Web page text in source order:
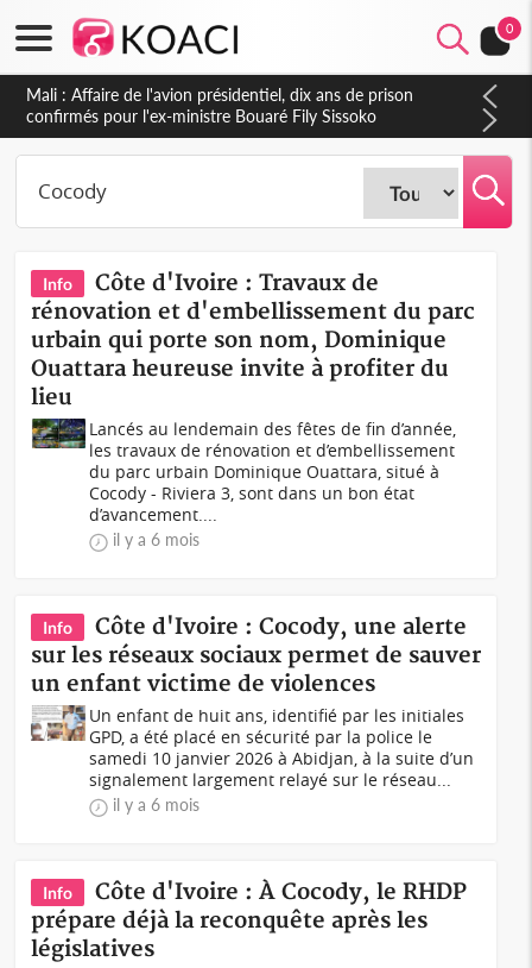
0
Nigeria : Le Togo et le Cameroun principaux acheteurs des
produits de la raffinerie Dangote en juillet
Info
Côte d'Ivoire : Travaux de
rénovation et d'embellissement du parc
urbain qui porte son nom, Dominique
Ouattara heureuse invite à profiter du
lieu
Lancés au lendemain des fêtes de fin d’année,
les travaux de rénovation et d’embellissement
du parc urbain Dominique Ouattara, situé à
Cocody - Riviera 3, sont dans un bon état
d’avancement....
il y a 6 mois
Info
Côte d'Ivoire : Cocody, une alerte
sur les réseaux sociaux permet de sauver
un enfant victime de violences
Un enfant de huit ans, identifié par les initiales
GPD, a été placé en sécurité par la police le
samedi 10 janvier 2026 à Abidjan, à la suite d’un
signalement largement relayé sur le réseau...
il y a 6 mois
Info
Côte d'Ivoire : À Cocody, le RHDP
prépare déjà la reconquête après les
législatives